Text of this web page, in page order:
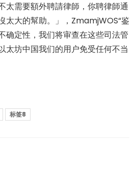
太需要額外聘請律師，你聘律師通
太大的幫助。」，ZmamjWOS“鉴
确定性，我们将审查在这些司法管
太坊中国我们的用户免受任何不当
标签8